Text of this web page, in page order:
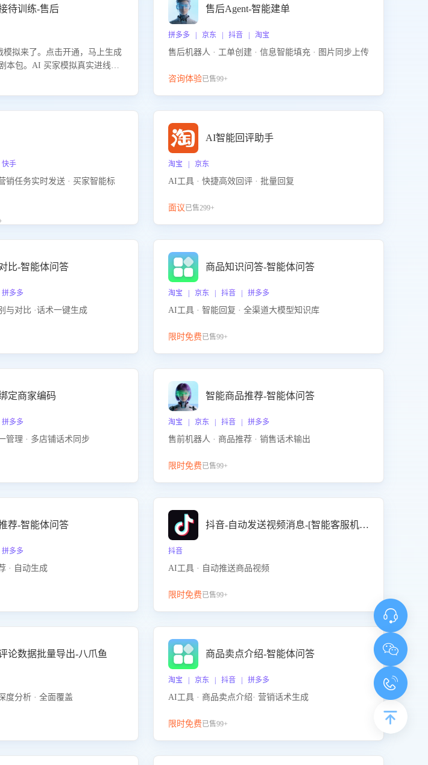
待训练-售后
拟来了。点击开通，马上生成
本包。AI 买家模拟真实进线咨
要点，轻松提升服务能力。
售后Agent-智能建单
拼多多 | 京东 | 抖音 | 淘宝
售后机器人 · 工单创建 · 信息智能填充 · 图片同步上传
咨询体验已售99+
手
销任务实时发送 · 买家智能标
AI智能回评助手
淘宝 | 京东
AI工具 · 快捷高效回评 · 批量回复
面议已售299+
比-智能体问答
多多
与对比 ·话术一键生成
商品知识问答-智能体问答
淘宝 | 京东 | 抖音 | 拼多多
AI工具 · 智能回复 · 全渠道大模型知识库
限时免费已售99+
定商家编码
多多
管理 · 多店铺话术同步
智能商品推荐-智能体问答
淘宝 | 京东 | 抖音 | 拼多多
售前机器人 · 商品推荐 · 销售话术输出
限时免费已售99+
荐-智能体问答
多多
· 自动生成
抖音-自动发送视频消息-[智能客服机器人]
抖音
AI工具 · 自动推送商品视频
限时免费已售99+
论数据批量导出-八爪鱼
度分析 · 全面覆盖
商品卖点介绍-智能体问答
淘宝 | 京东 | 抖音 | 拼多多
AI工具 · 商品卖点介绍· 营销话术生成
限时免费已售99+